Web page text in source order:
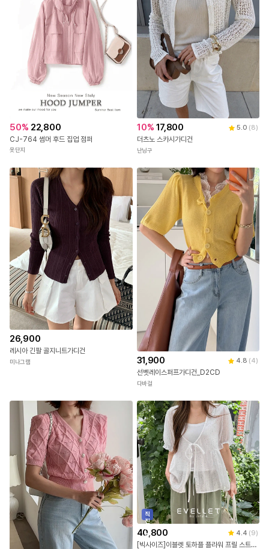
50% 22,800
CJ-764 썸머 후드 집업 점퍼
옷단지
10% 17,800 5.0 (8)
더츠노 스카시가디건
난닝구
26,900
레시아 긴팔 골지니트가디건
미나그램 31,900 4.8 (4)
선벳레이스퍼프가디건_D2CD
다바걸
직
진
배
송
40,800 4.4 (9)
[빅사이즈]이블렛 토하플 플라워 프릴 스트랩 가디건 제이스타일